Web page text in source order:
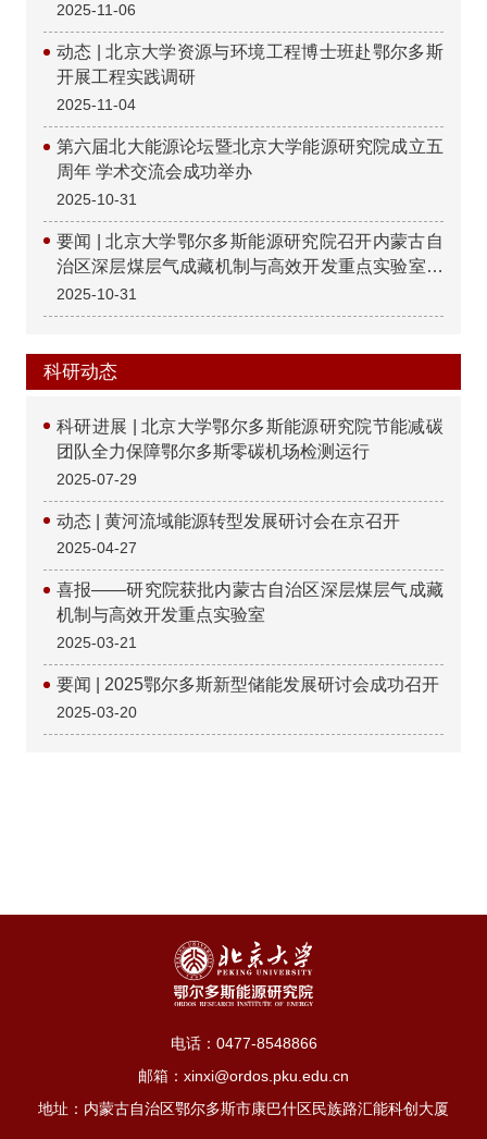
2025-11-06
动态 | 北京大学资源与环境工程博士班赴鄂尔多斯
开展工程实践调研
2025-11-04
第六届北大能源论坛暨北京大学能源研究院成立五
周年 学术交流会成功举办
2025-10-31
要闻 | 北京大学鄂尔多斯能源研究院召开内蒙古自
治区深层煤层气成藏机制与高效开发重点实验室揭
牌仪式暨第一届学术委员会会议
2025-10-31
科研动态
科研进展 | 北京大学鄂尔多斯能源研究院节能减碳
团队全力保障鄂尔多斯零碳机场检测运行
2025-07-29
动态 | 黄河流域能源转型发展研讨会在京召开
2025-04-27
喜报——研究院获批内蒙古自治区深层煤层气成藏
机制与高效开发重点实验室
2025-03-21
要闻 | 2025鄂尔多斯新型储能发展研讨会成功召开
2025-03-20
电话： 0477-8548866
邮箱：xinxi@ordos.pku.edu.cn
地址：内蒙古自治区鄂尔多斯市康巴什区民族路汇能科创大厦